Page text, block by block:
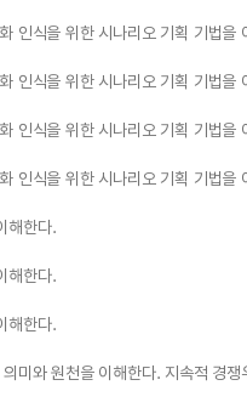
인식을 위한 시나리오 기획 기법을
인식을 위한 시나리오 기획 기법을
인식을 위한 시나리오 기획 기법을
인식을 위한 시나리오 기획 기법을
해한다.
해한다.
해한다.
미와 원천을 이해한다. 지속적 경